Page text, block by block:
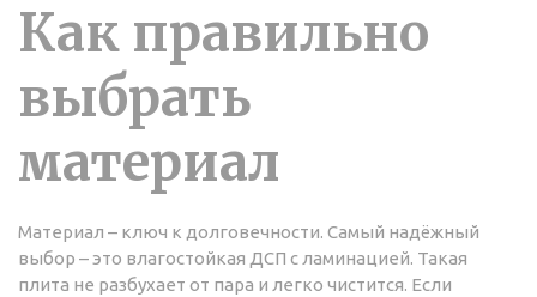
Как правильно
выбрать
материал
Материал – ключ к долговечности. Самый надёжный
выбор – это влагостойкая ДСП с ламинацией. Такая
плита не разбухает от пара и легко чистится. Если